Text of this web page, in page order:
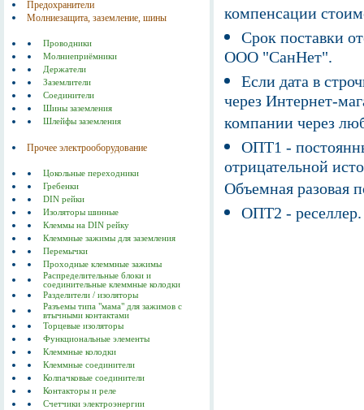
Предохранители
Молниезащита, заземление, шины
Проводники
Молниеприёмники
Держатели
Заземлители
Соединители
Шины заземления
Шлейфы заземления
Прочее электрооборудование
Цокольные переходники
Гребенки
DIN рейки
Изоляторы шинные
Клеммы на DIN рейку
Клеммные зажимы для заземления
Перемычки
Проходные клеммные зажимы
Распределительные блоки и
соединительные клеммные колодки
Разделители / изоляторы
Разъемы типа "мама" для зажимов с
втычными контактами
Торцевые изоляторы
Функциональные элементы
Клеммные колодки
Клеммные соединители
Колпачковые соединители
Контакторы и реле
Счетчики электроэнергии
компенсации
Срок поставки
ООО "СанНет".
Если дата в
через Интернет-
компании через
ОПТ1 -
отрицательной
Объемная разовая
ОПТ2 -